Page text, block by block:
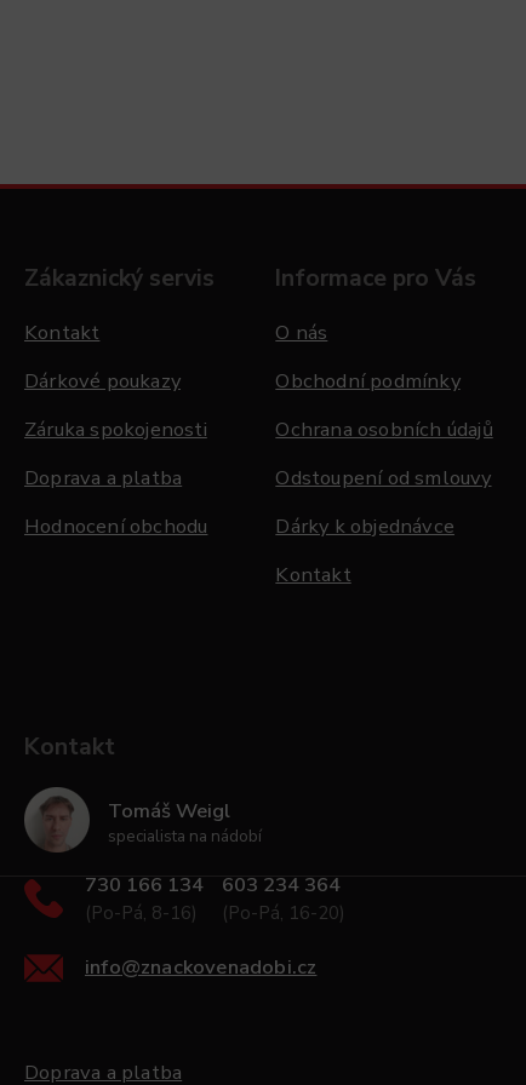
Zákaznický servis
Kontakt
Dárkové poukazy
Záruka spokojenosti
Doprava a platba
Hodnocení obchodu
Informace pro Vás
O nás
Obchodní podmínky
Ochrana osobních údajů
Odstoupení od smlouvy
Dárky k objednávce
Kontakt
Kontakt
Tomáš Weigl
specialista na nádobí
730 166 134
(Po-Pá, 8-16)
603 234 364
(Po-Pá, 16-20)
info@znackovenadobi.cz
Doprava a platba